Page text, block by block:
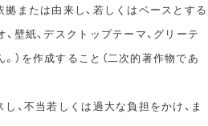
または由来し、若しくはベースとする
壁紙、デスクトップテーマ、グリーテ
）を作成すること（二次的著作物であ
、不当若しくは過大な負担をかけ、ま